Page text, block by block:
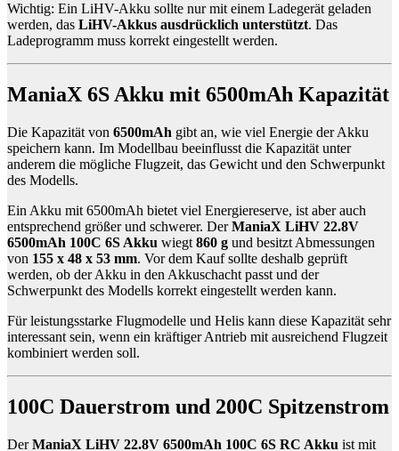
Wichtig: Ein LiHV-Akku sollte nur mit einem Ladegerät geladen
werden, das LiHV-Akkus ausdrücklich unterstützt. Das
Ladeprogramm muss korrekt eingestellt werden.
ManiaX 6S Akku mit 6500mAh Kapazität
Die Kapazität von 6500mAh gibt an, wie viel Energie der Akku
speichern kann. Im Modellbau beeinflusst die Kapazität unter
anderem die mögliche Flugzeit, das Gewicht und den Schwerpunkt
des Modells.
Ein Akku mit 6500mAh bietet viel Energiereserve, ist aber auch
entsprechend größer und schwerer. DerManiaX LiHV 22.8V
6500mAh 100C 6S Akku wiegt 860 g und besitzt Abmessungen
von 155 x 48 x 53 mm. Vor dem Kauf sollte deshalb geprüft
werden, ob der Akku in den Akkuschacht passt und der
Schwerpunkt des Modells korrekt eingestellt werden kann.
Für leistungsstarke Flugmodelle und Helis kann diese Kapazität sehr
interessant sein, wenn ein kräftiger Antrieb mit ausreichend Flugzeit
kombiniert werden soll.
100C Dauerstrom und 200C Spitzenstrom
DerManiaX LiHV 22.8V 6500mAh 100C 6S RC Akku ist mit